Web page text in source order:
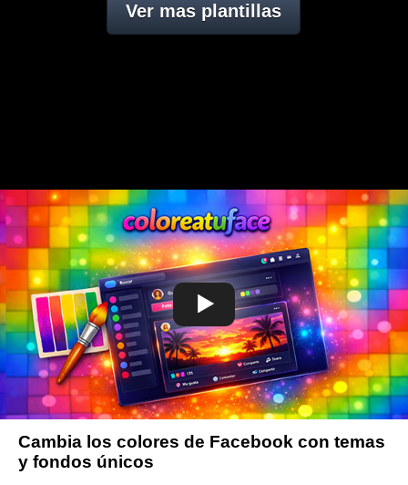
Ver mas plantillas
Cambia los colores de Facebook con temas
y fondos únicos